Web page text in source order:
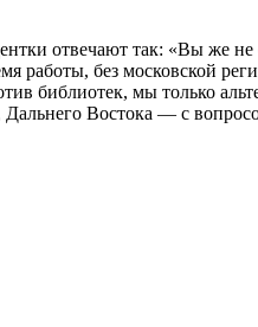
отвечают так: «Вы же
работы, без московской
библиотек, мы только
Востока — с